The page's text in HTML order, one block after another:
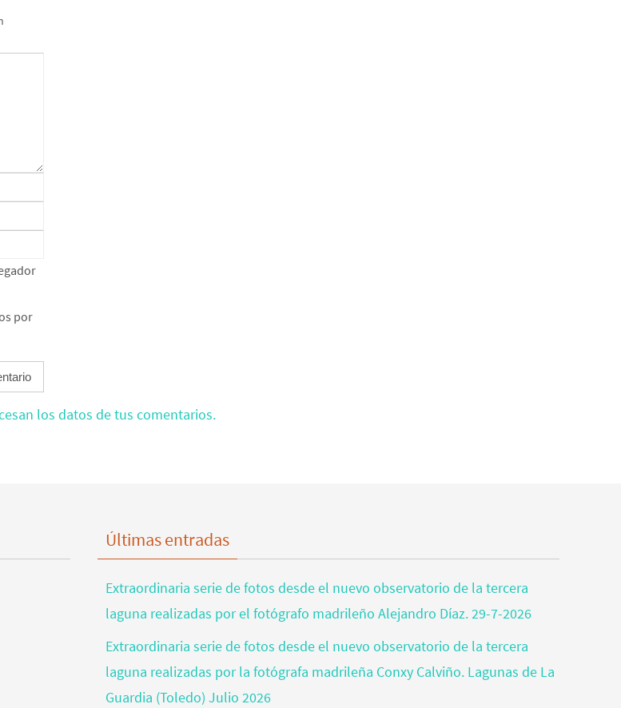
por
los datos de tus comentarios.
Últimas entradas
Extraordinaria serie de fotos desde el nuevo observatorio de la tercera
laguna realizadas por el fotógrafo madrileño Alejandro Díaz. 29-7-2026
Extraordinaria serie de fotos desde el nuevo observatorio de la tercera
laguna realizadas por la fotógrafa madrileña Conxy Calviño. Lagunas de La
Guardia (Toledo) Julio 2026